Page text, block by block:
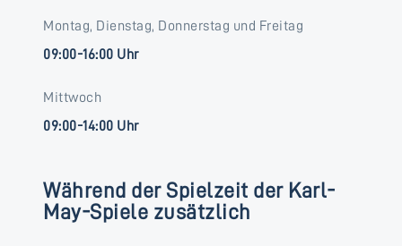
Montag, Dienstag, Donnerstag und Freitag
09:00-16:00 Uhr
Mittwoch
09:00-14:00 Uhr
Während der Spielzeit der Karl-
May-Spiele zusätzlich